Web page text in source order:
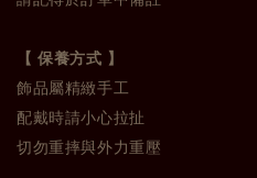
【 保養方式 】
飾品屬精緻手工
配戴時請小心拉扯
切勿重摔與外力重壓